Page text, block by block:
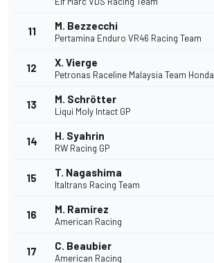
11 M. Bezzecchi
Pertamina Enduro VR46 Racing Team
12 X. Vierge
Petronas Raceline Malaysia Team Honda
13 M. Schrötter
Liqui Moly Intact GP
14 H. Syahrin
RW Racing GP
15 T. Nagashima
Italtrans Racing Team
16 M. Ramírez
American Racing
17 C. Beaubier
American Racing